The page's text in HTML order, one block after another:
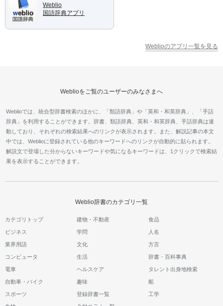
Weblio
国語辞典アプリ
Weblioのアプリ一覧を見る
Weblioをご覧のユーザーのみなさまへ
Weblioでは、統合型辞書検索のほかに、「類語辞典」や「英和・和英辞典」、「手話
辞典」を利用することができます。辞書、類語辞典、英和・和英辞典、手話辞典は連
動しており、それぞれの検索結果へのリンクが表示されます。また、解説記事の本文
中では、Weblioに登録されている他のキーワードへのリンクが自動的に貼られます。
解説文で登場した分からないキーワードや気になるキーワードは、1クリックで検索結
果を表示することができます。
Weblio辞書のカテゴリ一覧
カテゴリトップ 建物・不動産 食品
ビジネス 学問 人名
業界用語 文化 方言
コンピュータ 生活 辞書・百科事典
電車 ヘルスケア タレント出身地検索
自動車・バイク 趣味 船
スポーツ 登録辞書一覧 工学